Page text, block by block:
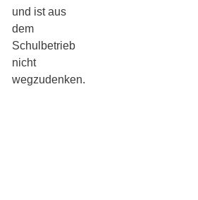
und ist aus
dem
Schulbetrieb
nicht
wegzudenken.